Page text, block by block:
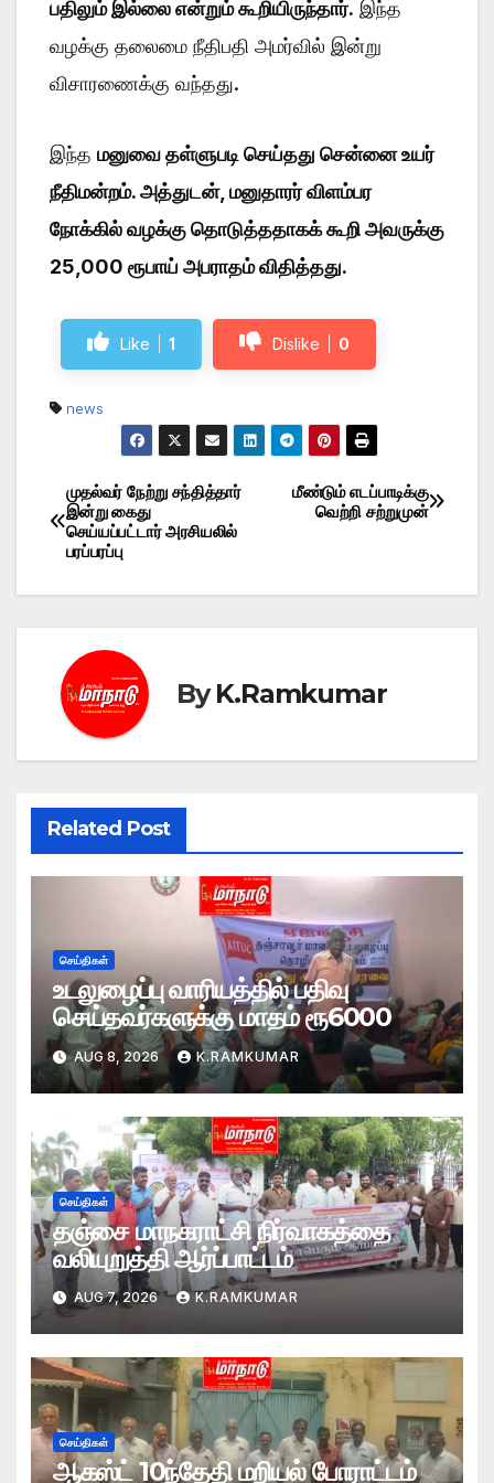
பதிலும் இல்லை என்றும் கூறியிருந்தார். இந்த
வழக்கு தலைமை நீதிபதி அமர்வில் இன்று
விசாரணைக்கு வந்தது.
இந்த மனுவை தள்ளுபடி செய்தது சென்னை உயர்
நீதிமன்றம். அத்துடன், மனுதாரர் விளம்பர
நோக்கில் வழக்கு தொடுத்ததாகக் கூறி அவருக்கு
25,000 ரூபாய் அபராதம் விதித்தது.
Like 1 Dislike 0
news
Post
navigation
மீண்டும் எடப்பாடிக்கு
வெற்றி சற்றுமுன்
முதல்வர் நேற்று சந்தித்தார்
இன்று கைது
செய்யப்பட்டார் அரசியலில்
பரப்பரப்பு
ByK.Ramkumar
Related Post
செய்திகள்
உடலுழைப்பு வாரியத்தில் பதிவு
செய்தவர்களுக்கு மாதம் ரூ6000
AUG 8, 2026 K.RAMKUMAR
செய்திகள்
தஞ்சை மாநகராட்சி நிர்வாகத்தை
வலியுறுத்தி ஆர்ப்பாட்டம்
AUG 7, 2026 K.RAMKUMAR
செய்திகள்
ஆகஸ்ட் 10ந்தேதி மறியல் போராட்டம்